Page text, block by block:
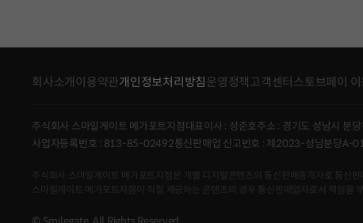
회사소개이용약관개인정보처리방침 운영정책고객센터스토브페이
주식회사 스마일게이트 메가포트지점대표이사 : 성준호주소 : 경기도 성남시 분
사업자등록번호 : 813-85-02492통신판매업 신고번호 : 제2023-성남분당A-
주식회사 스마일게이트 메가포트지점은 개별 디지털콘텐츠의 통신판매중개자로 통신
스마일게이트 메가포트지점이 직접 제공하는 콘텐츠의 경우 통신판매업자로서 책임을 부